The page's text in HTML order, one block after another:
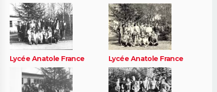
Lycée Anatole France Lycée Anatole France